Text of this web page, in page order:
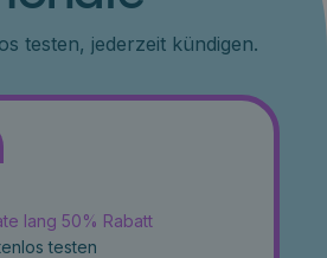
testen, jederzeit kündigen.
lang 50% Rabatt
testen